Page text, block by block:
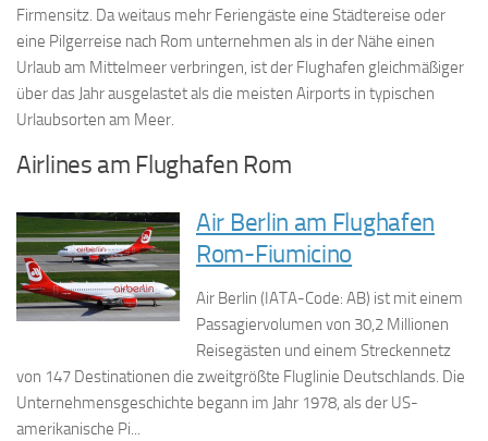
Firmensitz. Da weitaus mehr Feriengäste eine Städtereise oder
eine Pilgerreise nach Rom unternehmen als in der Nähe einen
Urlaub am Mittelmeer verbringen, ist der Flughafen gleichmäßiger
über das Jahr ausgelastet als die meisten Airports in typischen
Urlaubsorten am Meer.
Airlines am Flughafen Rom
Air Berlin am Flughafen
Rom-Fiumicino
Air Berlin (IATA-Code: AB) ist mit einem
Passagiervolumen von 30,2 Millionen
Reisegästen und einem Streckennetz
von 147 Destinationen die zweitgrößte Fluglinie Deutschlands. Die
Unternehmensgeschichte begann im Jahr 1978, als der US-
amerikanische Pi...